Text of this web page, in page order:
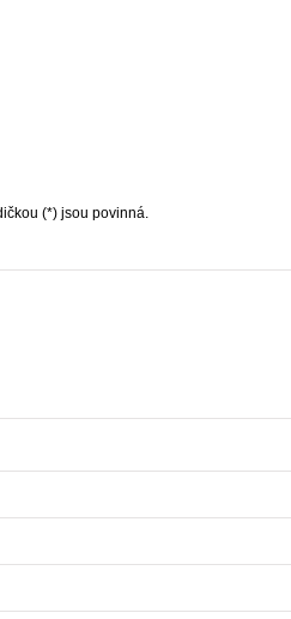
(*) jsou povinná.